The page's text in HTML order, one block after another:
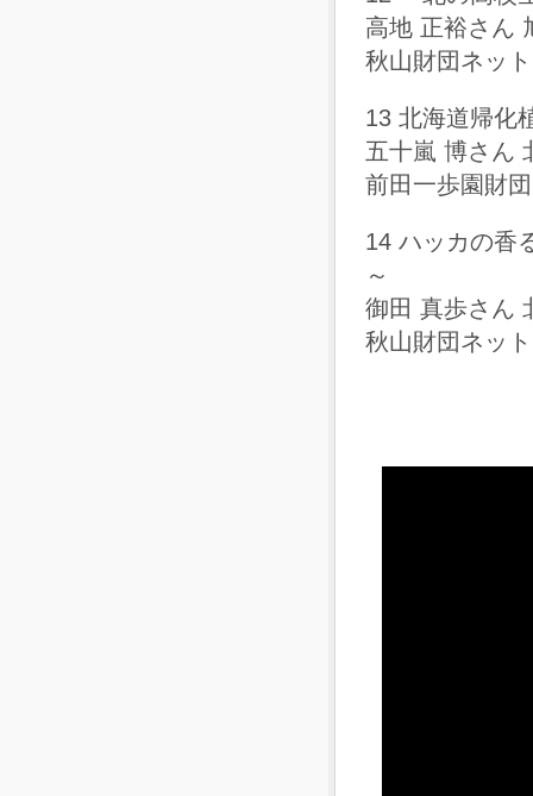
高地 正裕さん
秋山財団ネッ
13 北海道帰化
五十嵐 博さん
前田一歩園財
14 ハッカの香
～
御田 真歩さん
秋山財団ネッ